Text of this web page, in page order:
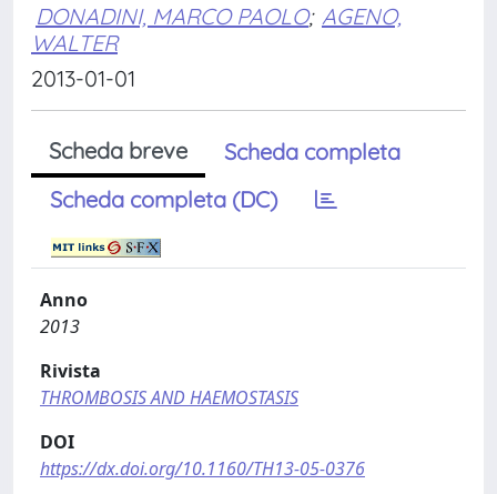
DONADINI, MARCO PAOLO; AGENO,
WALTER
2013-01-01
Scheda breve
Scheda completa
Scheda completa (DC)
Anno
2013
Rivista
THROMBOSIS AND HAEMOSTASIS
DOI
https://dx.doi.org/10.1160/TH13-05-0376